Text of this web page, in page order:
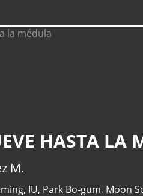
HASTA LA
M.
, IU, Park Bo-gum, Moon